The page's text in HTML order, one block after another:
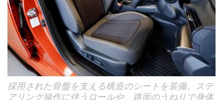
採用された骨盤を支える構造のシートを装備。ステ
アリング操作に伴うロールや、路面のうねりで身体